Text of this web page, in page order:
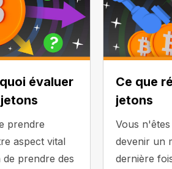
évaluer
prendre
aspect vital
prendre des
Ce que
jetons
Vous
devenir un
dernière